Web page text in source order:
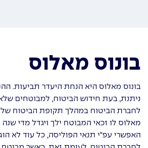
בונוס מאלוס
בונוס מאלוס היא הנחת היעדר תביעות.
ניתנת, בעת חידוש הביטוח, למבוטחים
לחברת הביטוח במהלך תקופת הביטוח
מאלוס לו זכאי המבוטח ילך ויגדל מדי
האפשרי עפ"י תנאי הפוליסה, כל עוד לא